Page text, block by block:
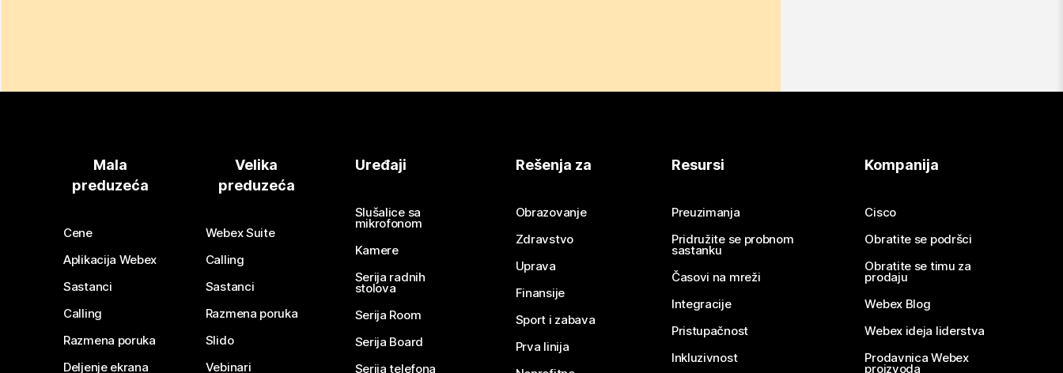
Mala
preduzeća
Cene
Aplikacija Webex
Sastanci
Calling
Razmena poruka
Deljenje ekrana
Velika
preduzeća
Webex Suite
Calling
Sastanci
Razmena poruka
Slido
Vebinari
Uređaji
Slušalice sa
mikrofonom
Kamere
Serija radnih
stolova
Serija Room
Serija Board
Serija telefona
Rešenja za
Obrazovanje
Zdravstvo
Uprava
Finansije
Sport i zabava
Prva linija
Resursi
Preuzimanja
Pridružite se probnom
sastanku
Časovi na mreži
Integracije
Pristupačnost
Inkluzivnost
Kompanija
Cisco
Obratite se podršci
Obratite se timu za
prodaju
Webex Blog
Webex ideja liderstva
Prodavnica Webex
proizvoda